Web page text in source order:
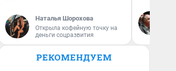
Наталья Шорохова
Открыла кофейную точку на
деньги соцразвития
РЕКОМЕНДУЕМ